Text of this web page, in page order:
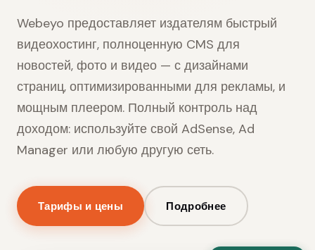
Webeyo предоставляет издателям быстрый
видеохостинг, полноценную CMS для
новостей, фото и видео — с дизайнами
страниц, оптимизированными для рекламы, и
мощным плеером. Полный контроль над
доходом: используйте свой AdSense, Ad
Manager или любую другую сеть.
Тарифы и цены Подробнее